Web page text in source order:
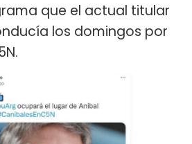
que el actual titular
los domingos por